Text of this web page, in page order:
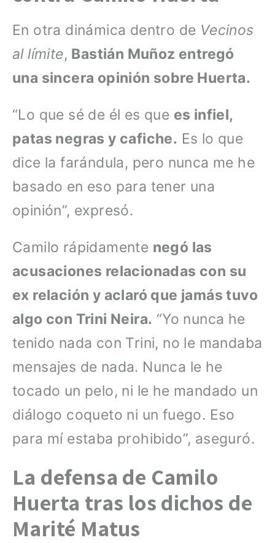
En otra dinámica dentro de Vecinos
al límite, Bastián Muñoz entregó
una sincera opinión sobre Huerta.
“Lo que sé de él es que es infiel,
patas negras y cafiche. Es lo que
dice la farándula, pero nunca me he
basado en eso para tener una
opinión”, expresó.
Camilo rápidamente negó las
acusaciones relacionadas con su
ex relación y aclaró que jamás tuvo
algo con Trini Neira. “Yo nunca he
tenido nada con Trini, no le mandaba
mensajes de nada. Nunca le he
tocado un pelo, ni le he mandado un
diálogo coqueto ni un fuego. Eso
para mí estaba prohibido”, aseguró.
La defensa de Camilo
Huerta tras los dichos de
Marité Matus